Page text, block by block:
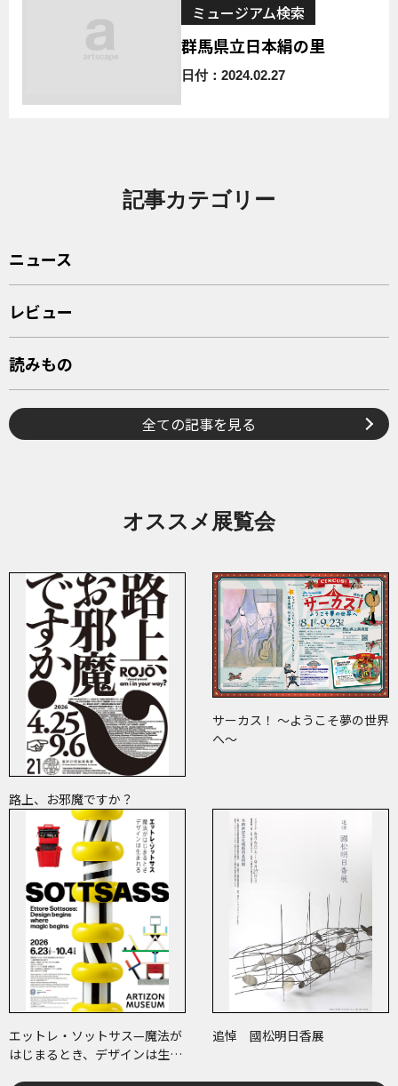
ミュージアム検索
群馬県立日本絹の里
日付：2024.02.27
記事カテゴリー
ニュース
レビュー
読みもの
全ての記事を見る
オススメ展覧会
路上、お邪魔ですか？
サーカス！ ～ようこそ夢の世界
へ～
エットレ・ソットサス—魔法が
はじまるとき、デザインは生ま
追悼 國松明日香展